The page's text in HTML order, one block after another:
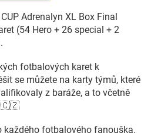
Adrenalyn XL Box Final
(54 Hero + 26 special + 2
fotbalových karet k
se můžete na karty týmů, které
z baráže, a to včetně
🇨🇿
každého fotbalového fanouška.